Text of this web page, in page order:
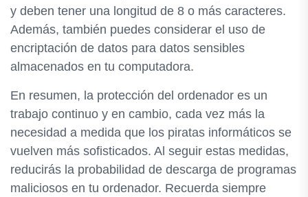
y deben tener una longitud de 8 o más caracteres.
Además, también puedes considerar el uso de
encriptación de datos para datos sensibles
almacenados en tu computadora.
En resumen, la protección del ordenador es un
trabajo continuo y en cambio, cada vez más la
necesidad a medida que los piratas informáticos se
vuelven más sofisticados. Al seguir estas medidas,
reducirás la probabilidad de descarga de programas
maliciosos en tu ordenador. Recuerda siempre